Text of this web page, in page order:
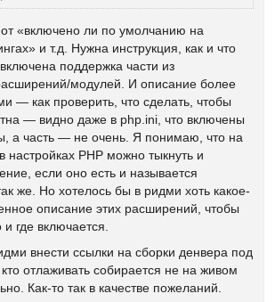
«включено ли по умолчанию на
и т.д. Нужна инструкция, как и что
поддержка части из
модулей. И описание более
— как проверить, что сделать, чтобы
— видно даже в php.ini, что включены
а часть — не очень. Я понимаю, что на
настройках PHP можно тыкнуть и
если оно есть и называется
же. Но хотелось бы в ридми хоть какое-
описание этих расширений, чтобы
и где включается.
внести ссылки на сборки денвера под
отлаживать собирается не на живом
Как-то так в качестве пожеланий.